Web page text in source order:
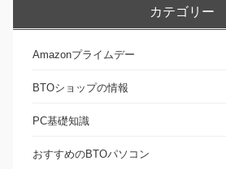
カテゴリー
Amazonプライムデー
BTOショップの情報
PC基礎知識
おすすめのBTOパソコン